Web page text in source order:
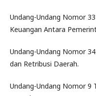
Undang-Undang Nomor
Keuangan Antara
Undang-Undang Nomor
dan Retribusi Daerah.
Undang-Undang Nomor 9